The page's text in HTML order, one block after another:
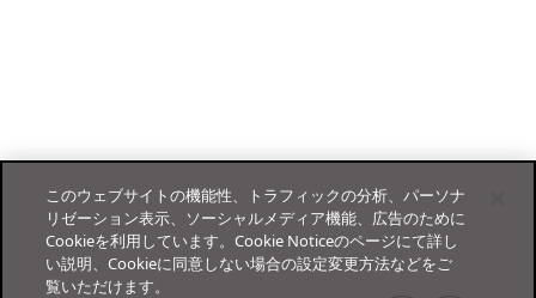
このウェブサイトの機能性、トラフィックの分析、パーソナ
リゼーション表示、ソーシャルメディア機能、広告のために
Cookieを利用しています。Cookie Noticeのページにて詳し
い説明、Cookieに同意しない場合の設定変更方法などをご
覧いただけます。